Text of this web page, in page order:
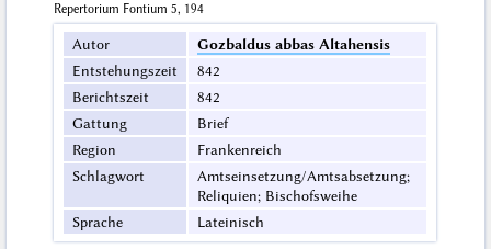
Repertorium Fontium 5, 194
Autor
Gozbaldus abbas Altahensis
Entstehungszeit
842
Berichtszeit
842
Gattung
Brief
Region
Frankenreich
Schlagwort
Amtseinsetzung/Amtsabsetzung;
Reliquien; Bischofsweihe
Sprache
Lateinisch